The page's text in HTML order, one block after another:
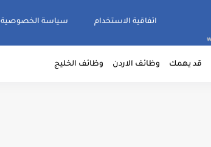
اتفاقية الاستخدام سياسة الخصوصية
قد يهمك وظائف الاردن وظائف الخليج